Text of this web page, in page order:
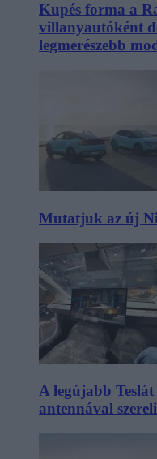
Kupés forma a
villanyautóként
legmerészebb
Mutatjuk az új
A legújabb
antennával